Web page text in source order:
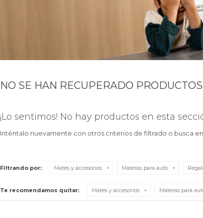
NO SE HAN RECUPERADO PRODUCTOS
¡Lo sentimos! No hay productos en esta
Inténtalo nuevamente con otros criterios de filtrado o busca
Filtrando por: Mates y accesorios Materas para auto
Te recomendamos quitar: Mates y accesorios Materas para